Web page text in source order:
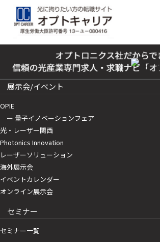
展示会/イベント
OPIE
ー 量子イノベーションフェア
光・レーザー関西
Photonics Innovation
レーザーソリューション
海外展示会
イベントカレンダー
オンライン展示会
セミナー
セミナー一覧